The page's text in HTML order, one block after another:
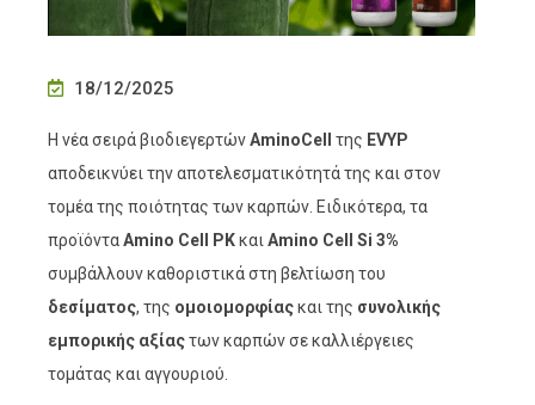
18/12/2025
Η νέα σειρά βιοδιεγερτώνAminoCell της EVYP
αποδεικνύει την αποτελεσματικότητά της και στον
τομέα της ποιότητας των καρπών. Ειδικότερα, τα
προϊόνταAmino Cell PKκαιAmino Cell Si 3%
συμβάλλουν καθοριστικά στη βελτίωση του
δεσίματος, της ομοιομορφίαςκαι της συνολικής
εμπορικής αξίαςτων καρπών σε καλλιέργειες
τομάτας και αγγουριού.